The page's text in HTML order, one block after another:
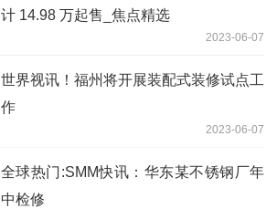
计 14.98 万起售_焦点精选
2023-06-07
世界视讯！福州将开展装配式装修试点工
作
2023-06-07
全球热门:SMM快讯：华东某不锈钢厂年
中检修